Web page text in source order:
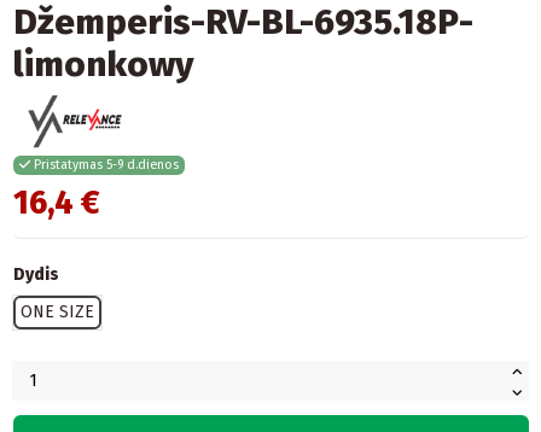
Džemperis-RV-BL-6935.18P-
limonkowy
Pristatymas 5-9 d.dienos
16,4 €
Dydis
ONE SIZE